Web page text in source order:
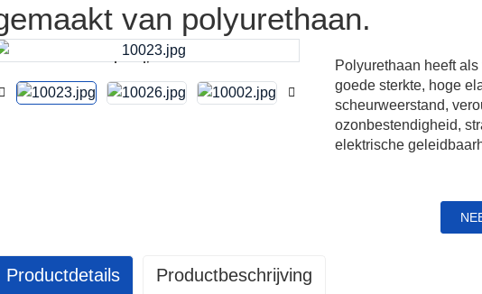
van polyurethaan.
Loading...
Loading...
Polyurethaan heeft
goede sterkte, hoge
scheurweerstand,
ozonbestendigheid,
elektrische
Productdetails Productbeschrijving